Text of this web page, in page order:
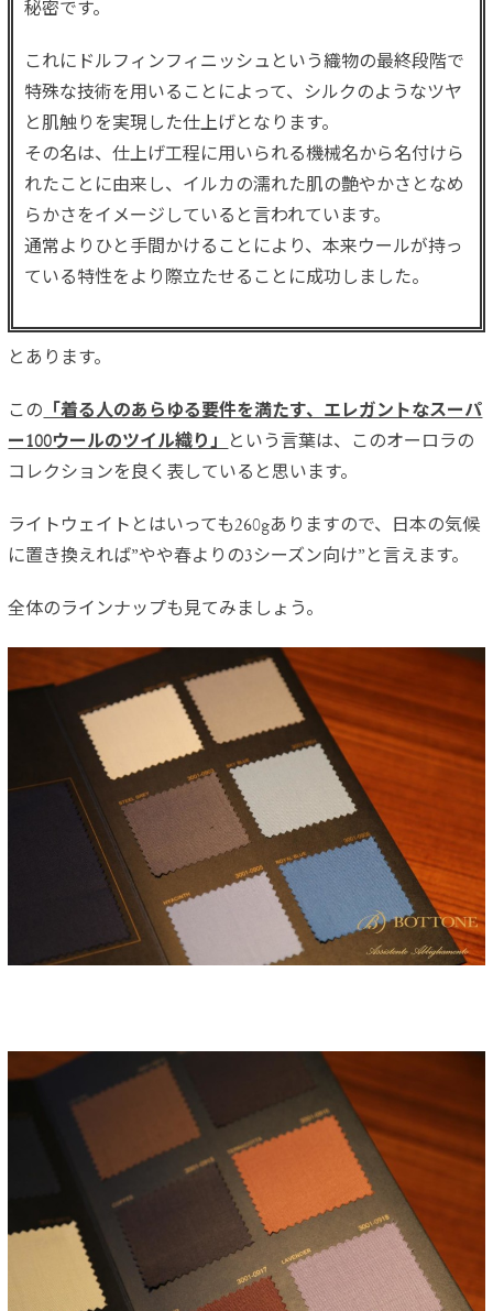
秘密です。
これにドルフィンフィニッシュという織物の最終段階で
特殊な技術を用いることによって、シルクのようなツヤ
と肌触りを実現した仕上げとなります。
その名は、仕上げ工程に用いられる機械名から名付けら
れたことに由来し、イルカの濡れた肌の艶やかさとなめ
らかさをイメージしていると言われています。
通常よりひと手間かけることにより、本来ウールが持っ
ている特性をより際立たせることに成功しました。
とあります。
この 「着る人のあらゆる要件を満たす、エレガントなスーパ
ー100ウールのツイル織り」
という言葉は、このオーロラの
コレクションを良く表していると思います。
ライトウェイトとはいっても260gありますので、日本の気候
に置き換えれば”やや春よりの3シーズン向け”と言えます。
全体のラインナップも見てみましょう。